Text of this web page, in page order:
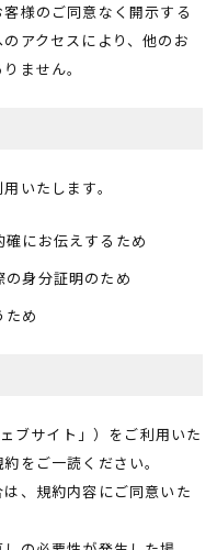
様のご同意なく開示する
アクセスにより、他のお
ません。
いたします。
にお伝えするため
身分証明のため
ため
ブサイト」）をご利用いた
をご一読ください。
、規約内容にご同意いた